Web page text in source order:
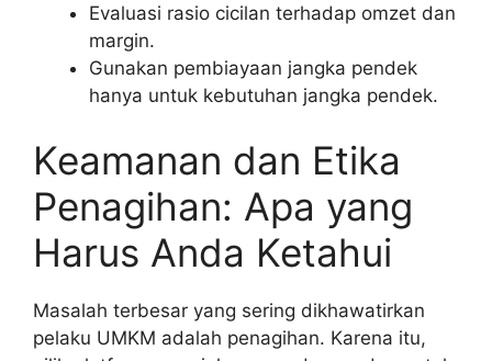
Evaluasi rasio cicilan terhadap omzet dan
margin.
Gunakan pembiayaan jangka pendek
hanya untuk kebutuhan jangka pendek.
Keamanan dan Etika
Penagihan: Apa yang
Harus Anda Ketahui
Masalah terbesar yang sering dikhawatirkan
pelaku UMKM adalah penagihan. Karena itu,